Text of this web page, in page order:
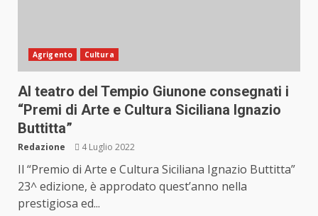
Agrigento Cultura
Al teatro del Tempio Giunone consegnati i
“Premi di Arte e Cultura Siciliana Ignazio
Buttitta”
Redazione 4 Luglio 2022
Il “Premio di Arte e Cultura Siciliana Ignazio Buttitta”
23^ edizione, è approdato quest’anno nella
prestigiosa ed...